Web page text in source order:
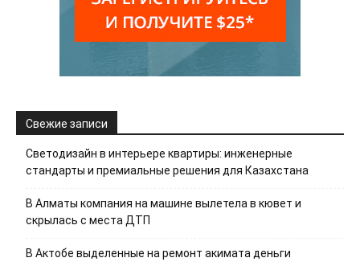
Свежие записи
Светодизайн в интерьере квартиры: инженерные
стандарты и премиальные решения для Казахстана
В Алматы компания на машине вылетела в кювет и
скрылась с места ДТП
В Актобе выделенные на ремонт акимата деньги